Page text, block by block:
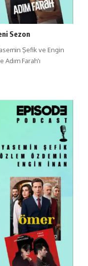
Sezon
Şefik ve Engin
Farah'ı